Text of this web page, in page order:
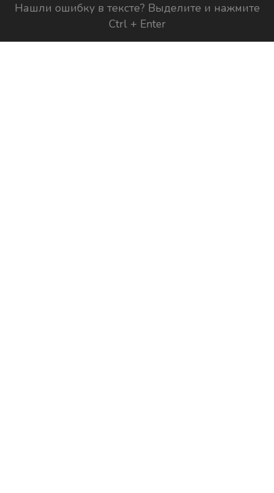
Нашли ошибку в тексте? Выделите и нажмите
Ctrl + Enter